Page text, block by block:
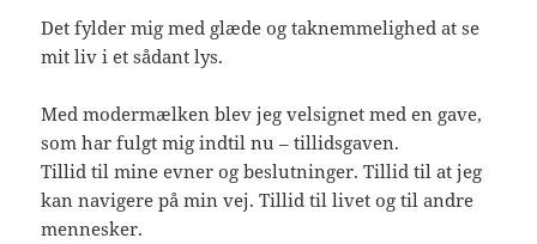
Det fylder mig med glæde og taknemmelighed at se
mit liv i et sådant lys.
Med modermælken blev jeg velsignet med en gave,
som har fulgt mig indtil nu – tillidsgaven.
Tillid til mine evner og beslutninger. Tillid til at jeg
kan navigere på min vej. Tillid til livet og til andre
mennesker.